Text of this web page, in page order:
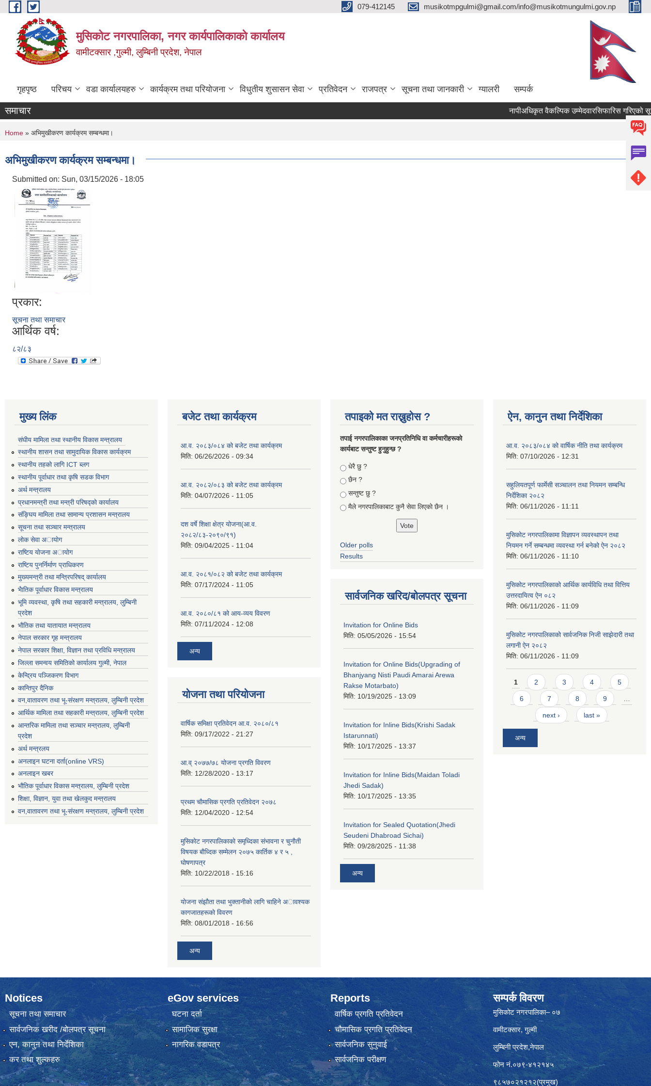
Skip to main content 079-412145 musikotmpgulmi@gmail.com/info@musikotmungulmi.gov.np
मुसिकोट नगरपालिका, नगर कार्यपालिकाकाे कार्यालय
वामीटक्सार ,गुल्मी, लुम्बिनी प्रदेश, नेपाल
गृहपृष्ठ परिचय वडा कार्यालयहरु कार्यक्रम तथा परियोजना विधुतीय शुसासन सेवा प्रतिवेदन राजपत्र सूचना तथा जानकारी ग्यालरी सम्पर्क
समाचार नापीअधिकृत वैकल्पिक उम्मेदवारसिफारिस गरिएको सूचना।
You are here
Home » अभिमुखीकरण कार्यक्रम सम्बन्धमा।
अभिमुखीकरण कार्यक्रम सम्बन्धमा।
Submitted on: Sun, 03/15/2026 - 18:05
प्रकार:
सूचना तथा समाचार
आर्थिक वर्ष:
८२/८३
मुख्य लिंक
संघीय मामिला तथा स्थानीय विकास मन्त्रालय
स्थानीय शासन तथा सामुदायिक विकास कार्यक्रम
स्थानीय तहको लागि ICT ब्लग
स्थानीय पूर्वाधार तथा कृषि सडक विभाग
अर्थ मन्त्रालय
प्रधानमन्त्री तथा मन्त्री परिषद्काे कार्यालय
संङ्घिय मामिला तथा सामान्य प्रशासन मन्त्रालय
सूचना तथा सञ्चार मन्त्रालय
लाेक सेवा अायाेग
राष्टिय याेजना अायाेग
राष्टिय पुनर्निर्माण प्राधिकरण
मुख्यमन्त्री तथा मन्त्रिपरिषद् कार्यालय
भैातिक पूर्वाधार विकास मन्त्रालय
भूमि व्यवस्था, कृषि तथा सहकारी मन्त्रालय, लु्म्बिनी
प्रदेश
भाैतिक तथा यातायात मन्त्रालय
नेपाल सरकार गृह मन्त्रालय
नेपाल सरकार शिक्षा, विज्ञान तथा प्रविधि मन्त्रालय
जिल्ला समन्वय समितिको कार्यालय गुल्मी, नेपाल
केन्द्रिय पञ्जिकरण विभाग
कान्तिपुर दैनिक
वन,वातावरण तथा भू-संरक्षण मन्त्रालय, लुम्बिनी प्रदेश
आर्थिक मामिला तथा सहकारी मन्त्रालय, लुम्बिनी प्रदेश
आन्तरिक मामिला तथा सञ्चार मन्त्रालय, लुम्बिनी
प्रदेश
अर्थ मन्त्रलय
अनलाइन घटना दर्ता(online VRS)
अनलाइन खबर
भौतिक पूर्वाधार विकास मन्त्रालय, लुम्बिनी प्रदेश
शिक्षा, विज्ञान, युवा तथा खेलकुद मन्‍‍त्रालय
वन,वातावरण तथा भू-संरक्षण मन्त्रालय, लुम्बिनी प्रदेश
बजेट तथा कार्यक्रम
आ.व. २०८३/०८४ को बजेट तथा कार्यक्रम
मिति: 06/26/2026 - 09:34
आ.व. २०८२/०८३ को बजेट तथा कार्यक्रम
मिति: 04/07/2026 - 11:05
दश वर्षे शिक्षा क्षेत्र योजना(आ.व.
२०८२/८३-२०९०/९१)
मिति: 09/04/2025 - 11:04
आ.व. २०८१/०८२ को बजेट तथा कार्यक्रम
मिति: 07/17/2024 - 11:05
आ.व. २०८०/८१ को आय-व्यय विवरण
मिति: 07/11/2024 - 12:08
अन्य
योजना तथा परियोजना
वार्षिक समिक्षा प्रतिवेदन आ.व. २०८०/८१
मिति: 09/17/2022 - 21:27
आ.व् २०७७/७८ योजना प्रगति विवरण
मिति: 12/28/2020 - 13:17
प्रथम चाैमासिक प्रगति प्रतिवेदन २०७८
मिति: 12/04/2020 - 12:54
मुसिकाेट नगरपालिकाकाे समृध्दिका संभावना र चुनाैती
विषयक बाैध्दिक सम्मेलन २०७५ कार्तिक ४ र ५ ,
घाेषणापत्र
मिति: 10/22/2018 - 15:16
याेजना संझाैता तथा भुक्तानीकाे लागि चाहिने अावश्यक
कागजातहरूकाे विवरण
मिति: 08/01/2018 - 16:56
अन्य
तपाइको मत राख्नुहोस ?
तपा‌ई नगरपालिकाका जनप्रतिनिधि वा कर्मचारीहरूकाे
कार्यबाट सन्तुष्ट हुनुहुन्छ ?
Choices
धेरै छु ?
छैन ?
सन्तुष्ट छु ?
मैले नगरपालिकाबाट कुनै सेवा लिएकाे छैन ।
Older polls
Results
सार्वजनिक खरिद/बोलपत्र सूचना
Invitation for Online Bids
मिति: 05/05/2026 - 15:54
Invitation for Online Bids(Upgrading of
Bhanjyang Nisti Paudi Amarai Arewa
Rakse Motarbato)
मिति: 10/19/2025 - 13:09
Invitation for Inline Bids(Krishi Sadak
Istarunnati)
मिति: 10/17/2025 - 13:37
Invitation for Inline Bids(Maidan Toladi
Jhedi Sadak)
मिति: 10/17/2025 - 13:35
Invitation for Sealed Quotation(Jhedi
Seudeni Dhabroad Sichai)
मिति: 09/28/2025 - 11:38
अन्य
ऐन, कानुन तथा निर्देशिका
आ.व. २०८३/०८४ को वार्षिक नीति तथा कार्यक्रम
मिति: 07/10/2026 - 12:31
सहुलियतपूर्ण फार्मेसी सञ्चालन तथा नियमन सम्बन्धि
निर्देशिका २०८२
मिति: 06/11/2026 - 11:11
मुसिकोट नगरपालिकामा विज्ञापन व्यवस्थापन तथा
नियमन गर्ने सम्बन्धमा व्यवस्था गर्न बनेको ऐन २०८२
मिति: 06/11/2026 - 11:10
मुसिकोट नगरपालिकाको आर्थिक कार्यविधि तथा वित्तिय
उत्तरदायित्व ऐन ०८२
मिति: 06/11/2026 - 11:09
मुसिकोट नगरपालिकाको सार्वजनिक निजी साझेदारी तथा
लगानी ऐन २०८२
मिति: 06/11/2026 - 11:09
Pages
1 2 3 4 5
6 7 8 9 …
next › last »
अन्य
Notices
सूचना तथा समाचार
सार्वजनिक खरीद /बोलपत्र सूचना
एन, कानुन तथा निर्देशिका
कर तथा शुल्कहरु
eGov services
घटना दर्ता
सामाजिक सुरक्षा
नागरिक वडापत्र
Reports
वार्षिक प्रगति प्रतिवेदन
चौमासिक प्रगति प्रतिवेदन
सार्वजनिक सुनुवाई
सार्वजनिक परीक्षण
सम्पर्क विवरण
मुसिकोट नगरपालिका– ०७
वामीटक्सार, गुल्मी
लुम्बिनी प्रदेश,नेपाल
फोन नं.०७९-४१२१४५
९८५७०२१२१२(प्रमुख)